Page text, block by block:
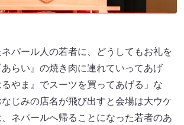
パール人の若者に、どうしてもお礼を
らい』の焼き肉に連れていってあげ
やま』でスーツを買ってあげる」な
じみの店名が飛び出すと会場は大ウケ
ネパールへ帰ることになった若者のあ